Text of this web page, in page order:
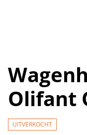
Olifant
UITVERKOCHT